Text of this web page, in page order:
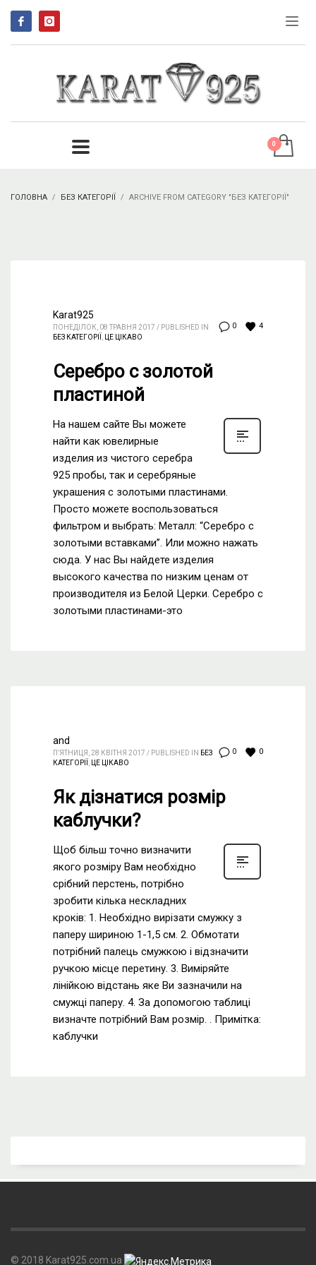
ГОЛОВНА БЕЗ КАТЕГОРІЇ ARCHIVE FROM CATEGORY "БЕЗ КАТЕГОРІЇ"
0 4
Karat925
ПОНЕДІЛОК, 08 ТРАВНЯ 2017 / PUBLISHED IN
БЕЗ КАТЕГОРІЇ , ЦЕ ЦІКАВО
Серебро с золотой
пластиной
На нашем сайте Вы можете
найти как ювелирные
изделия из чистого серебра
925 пробы, так и серебряные
украшения с золотыми пластинами.
Просто можете воспользоваться
фильтром и выбрать: Металл: “Серебро с
золотыми вставками”. Или можно нажать
сюда. У нас Вы найдете изделия
высокого качества по низким ценам от
производителя из Белой Церки. Серебро с
золотыми пластинами-это
0 0
and
П’ЯТНИЦЯ, 28 КВІТНЯ 2017 / PUBLISHED IN БЕЗ
КАТЕГОРІЇ , ЦЕ ЦІКАВО
Як дізнатися розмір
каблучки?
Щоб більш точно визначити
якого розміру Вам необхідно
срібний перстень, потрібно
зробити кілька нескладних
кроків: 1. Необхідно вирізати смужку з
паперу шириною 1-1,5 см. 2. Обмотати
потрібний палець смужкою і відзначити
ручкою місце перетину. 3. Виміряйте
лінійкою відстань яке Ви зазначили на
смужці паперу. 4. За допомогою таблиці
визначте потрібний Вам розмір. . Примітка:
каблучки
© 2018 Karat925.com.ua